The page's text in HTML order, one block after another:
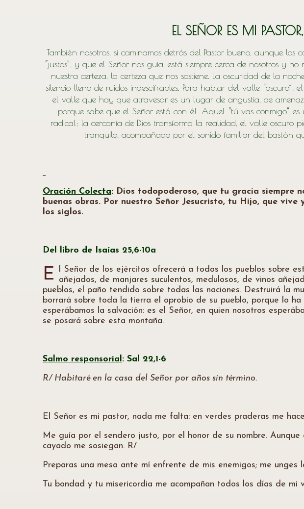
EL SEÑOR ES MI
También nosotros, si caminamos detrás del Pastor bueno, aunque los
“justos”, y que el Señor nos guía, está siempre cerca de nosotros y
nuestra certeza, la certeza que nos sostiene. La oscuridad de la
silencio lleno de ruidos indescifrables. Para hablar del valle
el valle que hay que atravesar es un lugar de angustia, de
porque sabe que el Señor está con él. Aquel “tú vas conmigo”
radical; la cercanía de Dios transforma la realidad, el valle oscuro
tranquilo, acompañado por el sonido familiar del bastón
Oración Colecta: Dios todopoderoso, que tu gracia siempre
buenas obras. Por nuestro Señor Jesucristo, tu Hijo, que
los siglos.
Del libro de Isaías 25,6-10a
E
l Señor de los ejércitos ofrecerá a todos los pueblos sobre
añejados, de manjares suculentos, medulosos, de vinos
pueblos, el paño tendido sobre todas las naciones. Destruirá la
borrará sobre toda la tierra el oprobio de su pueblo, porque lo
esperábamos la salvación: es el Señor, en quien nosotros
se posará sobre esta montaña.
Salmo responsorial: Sal 22,1-6
R/ Habitaré en la casa del Señor por años sin término.
El Señor es mi pastor, nada me falta: en verdes praderas me
Me guía por el sendero justo, por el honor de su nombre.
cayado me sosiegan. R/
Preparas una mesa ante mí enfrente de mis enemigos; me
Tu bondad y tu misericordia me acompañan todos los días de